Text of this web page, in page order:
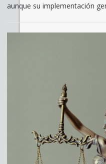
aunque su implementación